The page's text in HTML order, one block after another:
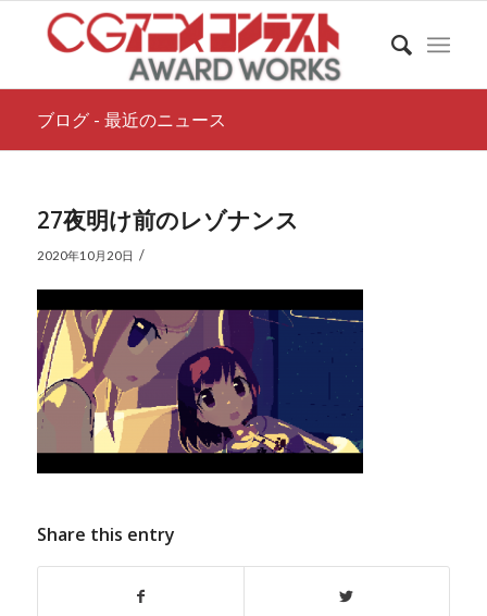
ブログ - 最近のニュース
27夜明け前のレゾナンス
2020年10月20日 /
Share this entry